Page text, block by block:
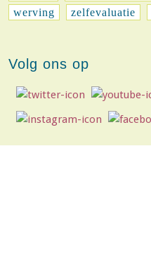
werving
zelfevaluatie
Volg ons op